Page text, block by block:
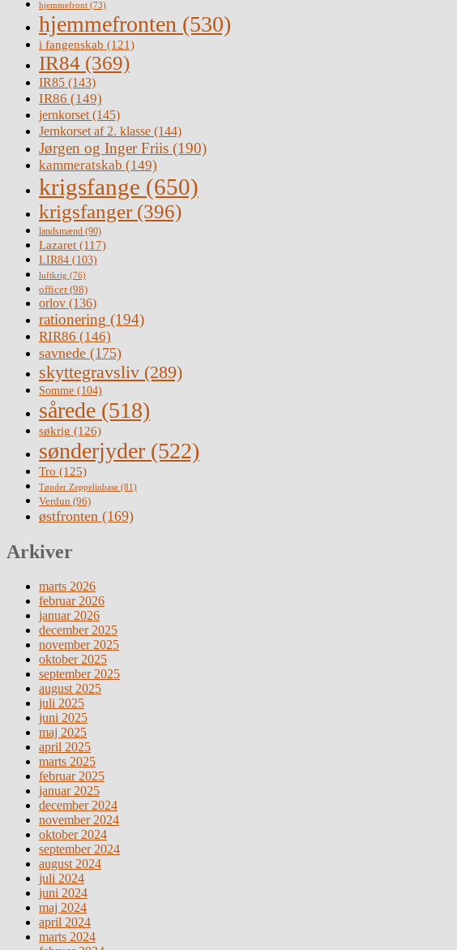
hjemmefront (73)
hjemmefronten (530)
i fangenskab (121)
IR84 (369)
IR85 (143)
IR86 (149)
jernkorset(145)
Jernkorset af 2. klasse (144)
Jørgen og Inger Friis (190)
kammeratskab (149)
krigsfange (650)
krigsfanger (396)
landsmænd (90)
Lazaret (117)
LIR84 (103)
luftkrig (76)
officer(98)
orlov (136)
rationering (194)
RIR86 (146)
savnede (175)
skyttegravsliv (289)
Somme (104)
sårede (518)
søkrig (126)
sønderjyder (522)
Tro (125)
Tønder Zeppelinbase (81)
Verdun (96)
østfronten (169)
Arkiver
marts 2026
februar 2026
januar 2026
december 2025
november 2025
oktober 2025
september 2025
august 2025
juli 2025
juni 2025
maj 2025
april 2025
marts 2025
februar 2025
januar 2025
december 2024
november 2024
oktober 2024
september 2024
august 2024
juli 2024
juni 2024
maj 2024
april 2024
marts 2024